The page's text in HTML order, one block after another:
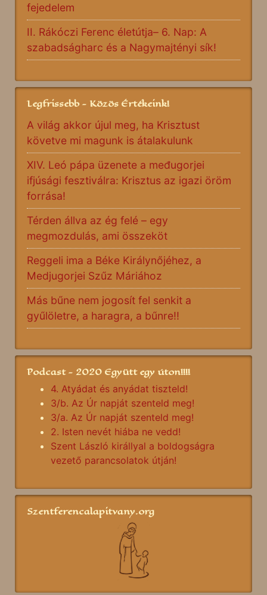
fejedelem
II. Rákóczi Ferenc életútja– 6. Nap: A
szabadságharc és a Nagymajtényi sík!
Legfrissebb - Közös Értékeink!
A világ akkor újul meg, ha Krisztust
követve mi magunk is átalakulunk
XIV. Leó pápa üzenete a međugorjei
ifjúsági fesztiválra: Krisztus az igazi öröm
forrása!
Térden állva az ég felé – egy
megmozdulás, ami összeköt
Reggeli ima a Béke Királynőjéhez, a
Medjugorjei Szűz Máriához
Más bűne nem jogosít fel senkit a
gyűlöletre, a haragra, a bűnre!!
Podcast - 2020 Együtt egy úton!!!!
4. Atyádat és anyádat tiszteld!
3/b. Az Úr napját szenteld meg!
3/a. Az Úr napját szenteld meg!
2. Isten nevét hiába ne vedd!
Szent László királlyal a boldogságra
vezető parancsolatok útján!
Szentferencalapitvany.org